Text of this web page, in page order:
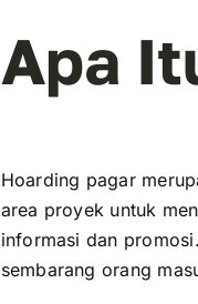
Apa
Hoarding pagar
area proyek untuk
informasi dan
sembarang orang